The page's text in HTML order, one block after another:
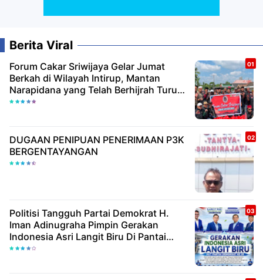
Berita Viral
Forum Cakar Sriwijaya Gelar Jumat
Berkah di Wilayah Intirup, Mantan
Narapidana yang Telah Berhijrah Turut
Berbagi Kebaikan
DUGAAN PENIPUAN PENERIMAAN P3K
BERGENTAYANGAN
Politisi Tangguh Partai Demokrat H.
Iman Adinugraha Pimpin Gerakan
Indonesia Asri Langit Biru Di Pantai
Citepus